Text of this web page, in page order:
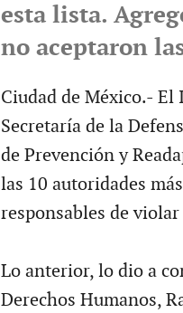
esta lista.
no aceptaron
Ciudad de México.-
Secretaría de la
de Prevención y
las 10 autoridades
responsables de
Lo anterior, lo dio a
Derechos Humanos,